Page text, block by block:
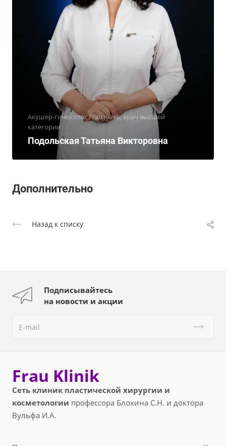
Акушер-гинеколог Frau Klinik, врач высшей
категории
Подольская Татьяна Викторовна
Дополнительно
Назад к списку
Подписывайтесь
на новости и акции
Frau Klinik
Сеть клиник пластической хирургии и
косметологии профессора Блохина С.Н. и доктора
Вульфа И.А.